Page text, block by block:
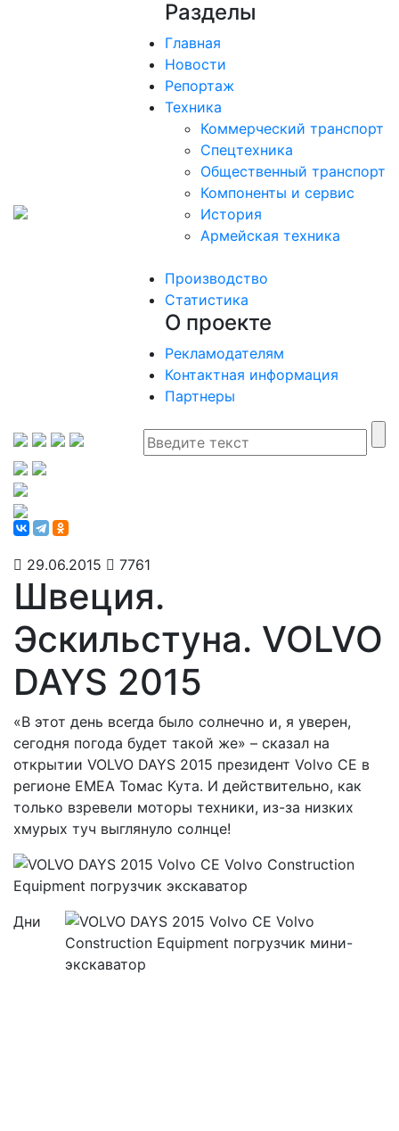
Разделы
Главная
Новости
Репортаж
Техника
Коммерческий транспорт
Спецтехника
Общественный транспорт
Компоненты и сервис
История
Армейская техника
Производство
Статистика
О проекте
Рекламодателям
Контактная информация
Партнеры
29.06.2015 7761
Швеция.
Эскильстуна. VOLVO
DAYS 2015
«В этот день всегда было солнечно и, я уверен,
сегодня погода будет такой же» – сказал на
открытии VOLVO DAYS 2015 президент Volvo CE в
регионе EMEA Томас Кута. И действительно, как
только взревели моторы техники, из-за низких
хмурых туч выглянуло солнце!
Дни